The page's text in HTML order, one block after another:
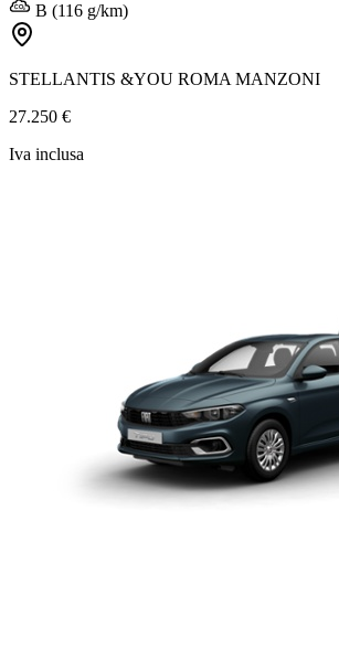
B (116 g/km)
STELLANTIS &YOU ROMA MANZONI
27.250 €
Iva inclusa